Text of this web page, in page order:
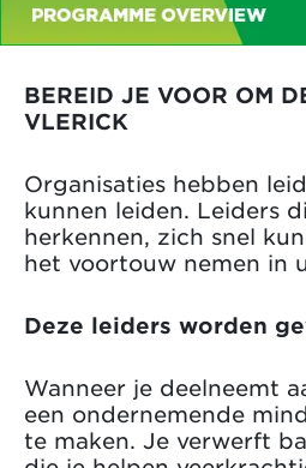
BEREID JE VOOR OM
VLERICK
Organisaties hebben
kunnen leiden. Leiders
herkennen, zich snel
het voortouw nemen in
Deze leiders worden
Wanneer je deelneemt
een ondernemende
te maken. Je verwerft